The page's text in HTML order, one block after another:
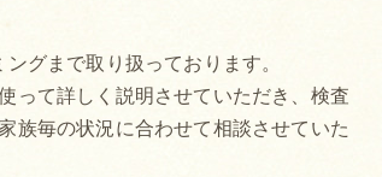
グまで取り扱っております。
って詳しく説明させていただき、検査
族毎の状況に合わせて相談させていた